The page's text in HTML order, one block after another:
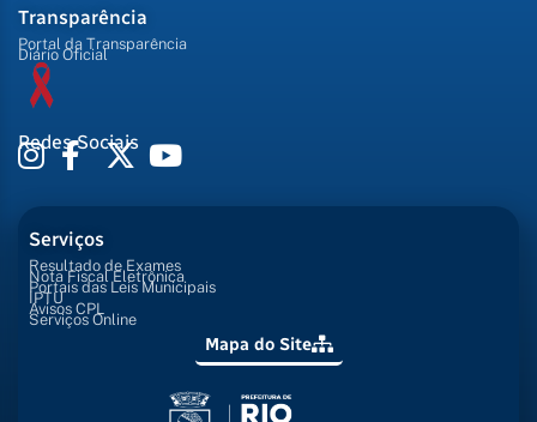
Transparência
Portal da Transparência
Diário Oficial
Redes Sociais
Serviços
Resultado de Exames
Nota Fiscal Eletrônica
Portais das Leis Municipais
IPTU
Avisos CPL
Serviços Online
Mapa do Site